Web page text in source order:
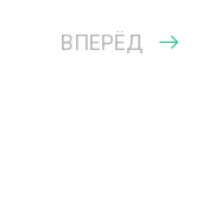
ВПЕРЁД